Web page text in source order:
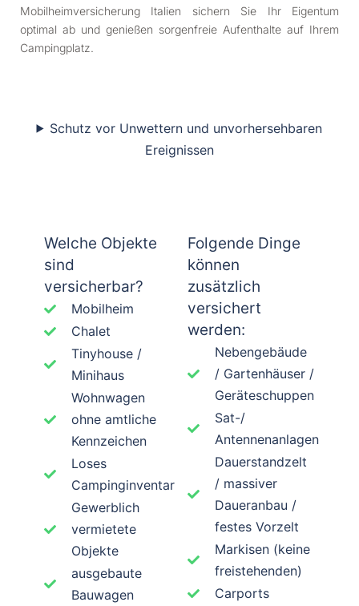
Mobilheimversicherung Italien sichern Sie Ihr Eigentum
optimal ab und genießen sorgenfreie Aufenthalte auf Ihrem
Campingplatz.
Schutz vor Unwettern und unvorhersehbaren
Ereignissen
Welche Objekte
sind
versicherbar?
Mobilheim
Chalet
Tinyhouse /
Minihaus
Wohnwagen
ohne amtliche
Kennzeichen
Loses
Campinginventar
Gewerblich
vermietete
Objekte
ausgebaute
Bauwagen
Folgende Dinge
können
zusätzlich
versichert
werden:
Nebengebäude
/ Gartenhäuser /
Geräteschuppen
Sat-/
Antennenanlagen
Dauerstandzelt
/ massiver
Daueranbau /
festes Vorzelt
Markisen (keine
freistehenden)
Carports